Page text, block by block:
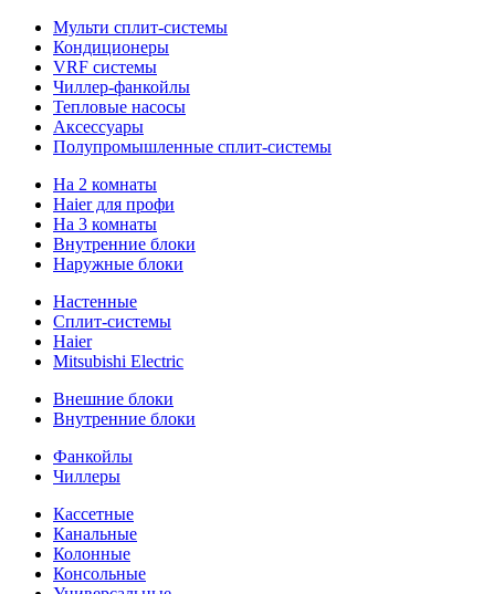
Мульти сплит-системы
Кондиционеры
VRF системы
Чиллер-фанкойлы
Тепловые насосы
Аксессуары
Полупромышленные сплит-системы
На 2 комнаты
Haier для профи
На 3 комнаты
Внутренние блоки
Наружные блоки
Настенные
Сплит-системы
Haier
Mitsubishi Electric
Внешние блоки
Внутренние блоки
Фанкойлы
Чиллеры
Кассетные
Канальные
Колонные
Консольные